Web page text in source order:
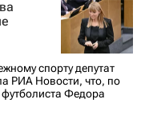
спорту депутат
РИА Новости, что, по
Федора